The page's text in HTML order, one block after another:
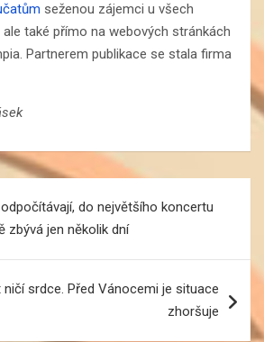
seženou zájemci u všech
také přímo na webových stránkách
Partnerem publikace se stala firma
do největšího koncertu
zbývá jen několik dní
srdce. Před Vánocemi je situace
zhoršuje